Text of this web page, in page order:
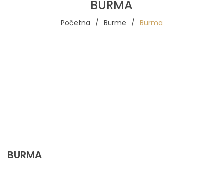
BURMA
Početna / Burme / Burma
BURMA